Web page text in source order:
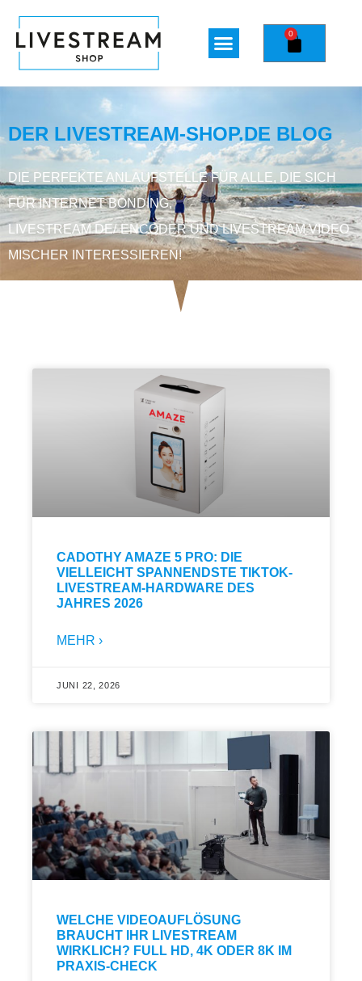
0
DER LIVESTREAM-SHOP.DE BLOG
DIE PERFEKTE ANLAUFSTELLE FÜR ALLE, DIE SICH
FÜR INTERNET BONDING,
LIVESTREAM DE/-ENCODER UND LIVESTREAM VIDEO
MISCHER INTERESSIEREN!
CADOTHY AMAZE 5 PRO: DIE
VIELLEICHT SPANNENDSTE TIKTOK-
LIVESTREAM-HARDWARE DES
JAHRES 2026
MEHR ›
JUNI 22, 2026
WELCHE VIDEOAUFLÖSUNG
BRAUCHT IHR LIVESTREAM
WIRKLICH? FULL HD, 4K ODER 8K IM
PRAXIS-CHECK